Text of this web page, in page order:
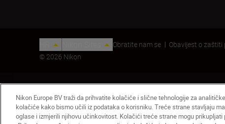
Obratite nam se Obavijest o
© 2026 Nikon
Nikon Europe BV traži da prihvatite kolačiće i slične tehnologije za
kolačiće kako bismo učili iz podataka o korisniku. Treće strane stavljaju
oglase i izmjerili njihovu učinkovitost. Kolačići treće strane mogu